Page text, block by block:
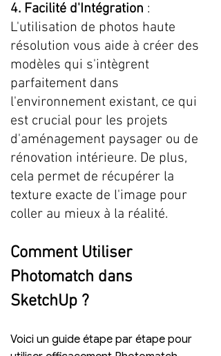
4. Facilité d'Intégration :
L'utilisation de photos haute
résolution vous aide à créer des
modèles qui s'intègrent
parfaitement dans
l'environnement existant, ce qui
est crucial pour les projets
d'aménagement paysager ou de
rénovation intérieure. De plus,
cela permet de récupérer la
texture exacte de l'image pour
coller au mieux à la réalité.
Comment Utiliser
Photomatch dans
SketchUp ?
Voici un guide étape par étape pour